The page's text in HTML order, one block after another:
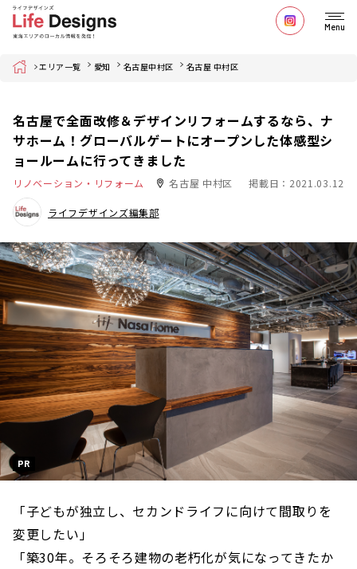
Menu
Home エリア一覧 愛知 名古屋中村区 名古屋 中村区
名古屋で全面改修＆デザインリフォームするなら、ナ
サホーム！グローバルゲートにオープンした体感型シ
ョールームに行ってきました
リノベーション・リフォーム 名古屋 中村区 掲載日：2021.03.12
ライフデザインズ編集部
PR
「子どもが独立し、セカンドライフに向けて間取りを
変更したい」
「築30年。そろそろ建物の老朽化が気になってきたか